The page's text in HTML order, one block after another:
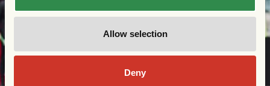
Allow selection
Deny